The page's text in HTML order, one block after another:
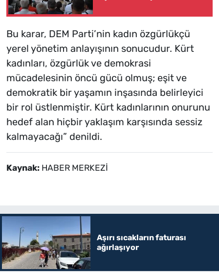
Bu karar, DEM Parti’nin kadın özgürlükçü
yerel yönetim anlayışının sonucudur. Kürt
kadınları, özgürlük ve demokrasi
mücadelesinin öncü gücü olmuş; eşit ve
demokratik bir yaşamın inşasında belirleyici
bir rol üstlenmiştir. Kürt kadınlarının onurunu
hedef alan hiçbir yaklaşım karşısında sessiz
kalmayacağı” denildi.
Kaynak: HABER MERKEZİ
Aşırı sıcakların faturası
ağırlaşıyor